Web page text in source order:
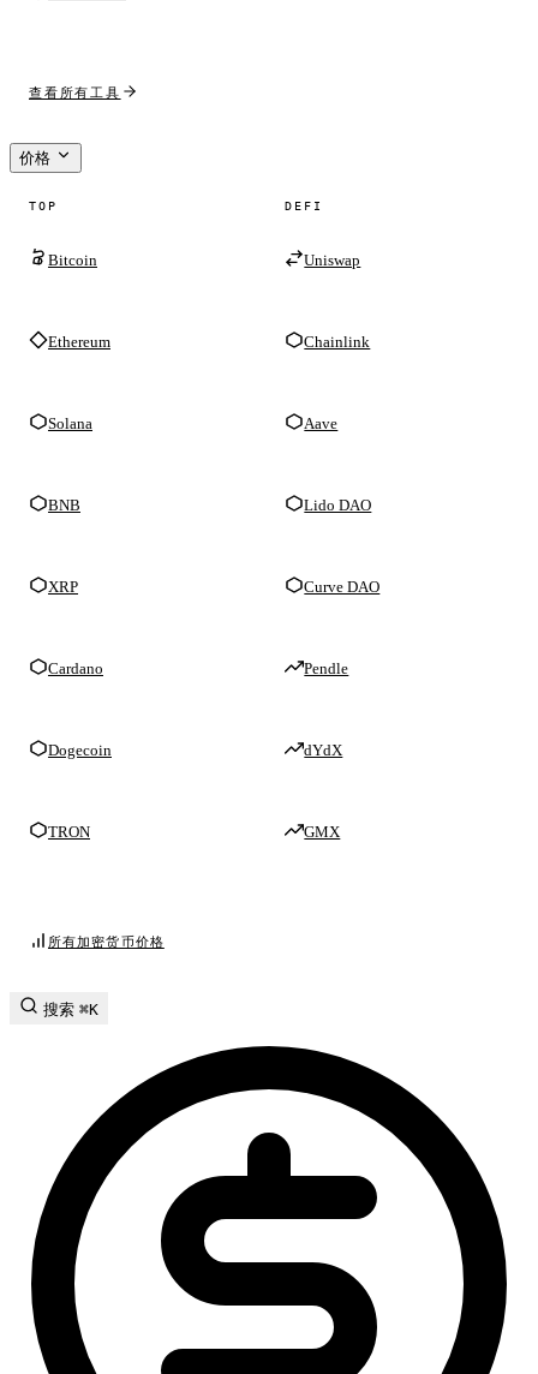
查看所有工具
价格
TOP
Bitcoin
Ethereum
Solana
BNB
XRP
Cardano
Dogecoin
TRON
DEFI
Uniswap
Chainlink
Aave
Lido DAO
Curve DAO
Pendle
dYdX
GMX
所有加密货币价格
搜索 ⌘K